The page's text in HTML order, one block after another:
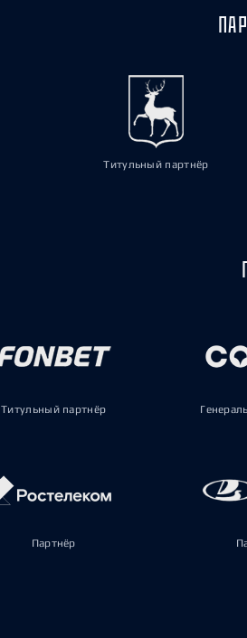
Титульный партнёр
Титульный партнёр
Партнёр